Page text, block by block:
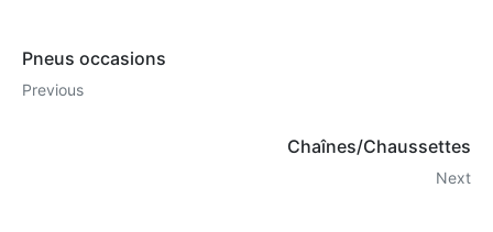
Pneus occasions
Previous
Chaînes/Chaussettes
Next